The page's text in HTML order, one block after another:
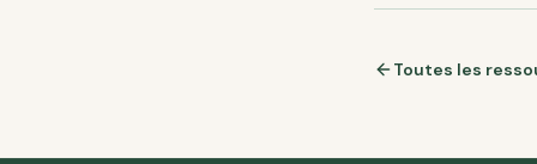
Toutes les